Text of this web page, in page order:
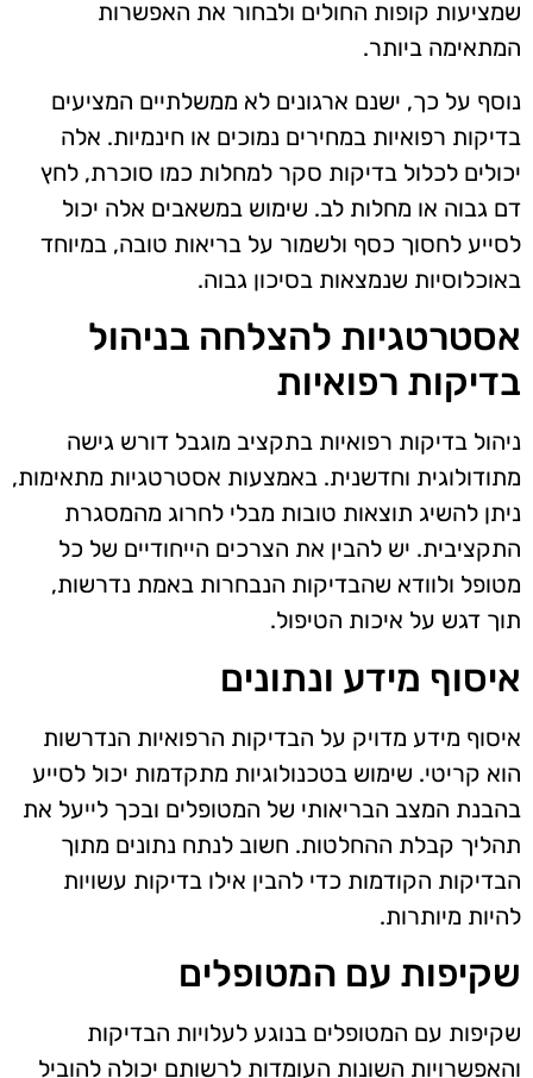
שמציעות קופות החולים ולבחור את האפשרות
המתאימה ביותר.
נוסף על כך, ישנם ארגונים לא ממשלתיים המציעים
בדיקות רפואיות במחירים נמוכים או חינמיות. אלה
יכולים לכלול בדיקות סקר למחלות כמו סוכרת, לחץ
דם גבוה או מחלות לב. שימוש במשאבים אלה יכול
לסייע לחסוך כסף ולשמור על בריאות טובה, במיוחד
באוכלוסיות שנמצאות בסיכון גבוה.
אסטרטגיות להצלחה בניהול
בדיקות רפואיות
ניהול בדיקות רפואיות בתקציב מוגבל דורש גישה
מתודולוגית וחדשנית. באמצעות אסטרטגיות מתאימות,
ניתן להשיג תוצאות טובות מבלי לחרוג מהמסגרת
התקציבית. יש להבין את הצרכים הייחודיים של כל
מטופל ולוודא שהבדיקות הנבחרות באמת נדרשות,
תוך דגש על איכות הטיפול.
איסוף מידע ונתונים
איסוף מידע מדויק על הבדיקות הרפואיות הנדרשות
הוא קריטי. שימוש בטכנולוגיות מתקדמות יכול לסייע
בהבנת המצב הבריאותי של המטופלים ובכך לייעל את
תהליך קבלת ההחלטות. חשוב לנתח נתונים מתוך
הבדיקות הקודמות כדי להבין אילו בדיקות עשויות
להיות מיותרות.
שקיפות עם המטופלים
שקיפות עם המטופלים בנוגע לעלויות הבדיקות
והאפשרויות השונות העומדות לרשותם יכולה להוביל